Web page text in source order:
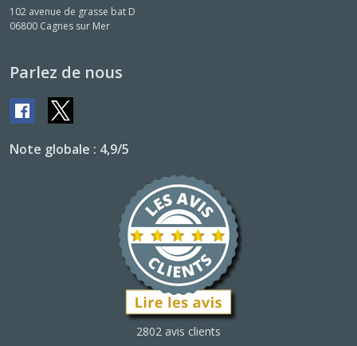
102 avenue de grasse bat D
06800 Cagnes sur Mer
Parlez de nous
Note globale : 4,9/5
2802 avis clients